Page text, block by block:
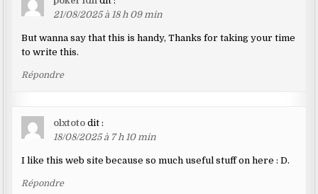
21/08/2025 à 18 h 09 min
But wanna say that this is handy, Thanks for taking your time
to write this.
Répondre
olxtoto dit :
18/08/2025 à 7 h 10 min
I like this web site because so much useful stuff on here : D.
Répondre